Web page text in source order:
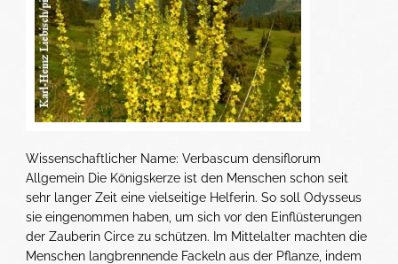
Wissenschaftlicher Name: Verbascum densiflorum
Allgemein Die Königskerze ist den Menschen schon seit
sehr langer Zeit eine vielseitige Helferin. So soll Odysseus
sie eingenommen haben, um sich vor den Einflüsterungen
der Zauberin Circe zu schützen. Im Mittelalter machten die
Menschen langbrennende Fackeln aus der Pflanze, indem